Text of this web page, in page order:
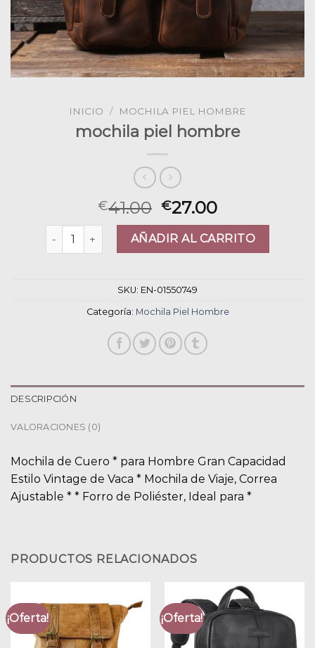
INICIO / MOCHILA PIEL HOMBRE
mochila piel hombre
€41.00 €27.00
mochila piel hombre cantidad
AÑADIR AL CARRITO
SKU: EN-01550749
Categoría: Mochila Piel Hombre
DESCRIPCIÓN
VALORACIONES (0)
Mochila de Cuero * para Hombre Gran Capacidad
Estilo Vintage de Vaca * Mochila de Viaje, Correa
Ajustable * * Forro de Poliéster, Ideal para *
PRODUCTOS RELACIONADOS
¡Oferta! ¡Oferta!